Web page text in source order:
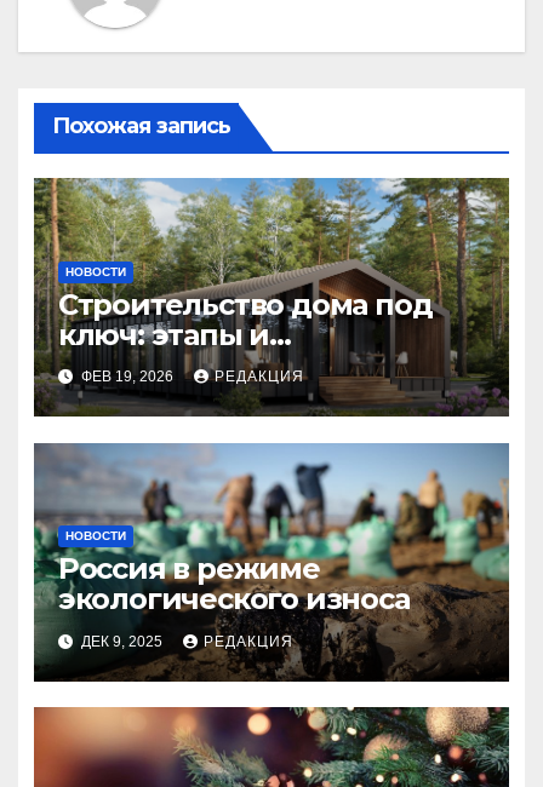
Похожая запись
НОВОСТИ
Строительство дома под
ключ: этапы и
планирование бюджета
ФЕВ 19, 2026 РЕДАКЦИЯ
НОВОСТИ
Россия в режиме
экологического износа
ДЕК 9, 2025 РЕДАКЦИЯ